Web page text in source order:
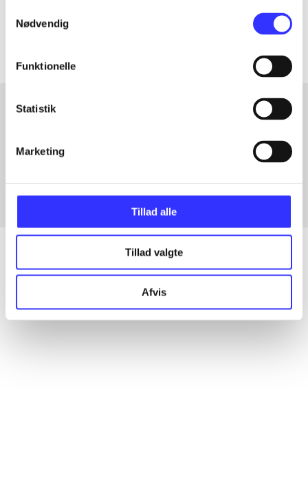
Nødvendig
Funktionelle
Statistik
Marketing
Tillad alle
Tillad valgte
Afvis
Artiklerne i
Fra
Alle registrerede artikler fordelt på udgivelser